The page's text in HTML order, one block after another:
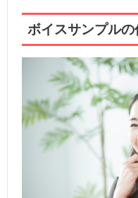
ボイスサンプルの